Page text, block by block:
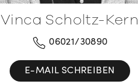
Vinca Scholtz-Kern
06021/30890
E-MAIL SCHREIBEN